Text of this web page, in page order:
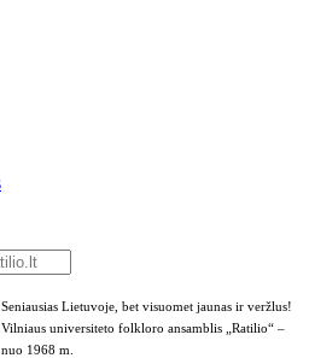
Seniausias Lietuvoje, bet visuomet jaunas ir veržlus!
Vilniaus universiteto folkloro ansamblis „Ratilio“ –
nuo 1968 m.